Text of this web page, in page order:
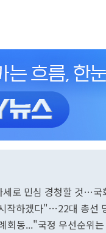
로 민심 경청할 것…국
작하겠다"…22대 총선
회동..."국정 우선순위